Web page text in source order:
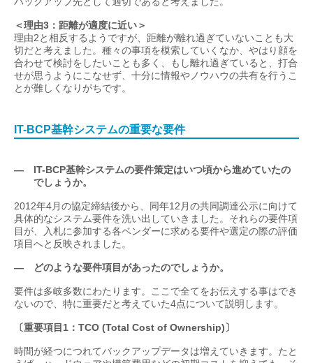
＜理由3：距離が適度に近い＞
理由2と相反するようですが、距離が離れ過ぎていないことも大
切だと考えました。種々の事項を模索していくなか、やはり顔を
合わせて検討をしたいことも多く、もし離れ過ぎていると、打合
せが思うようにこなせず、十分に情報やノウハウの共有を行うこ
とが難しくなりがちです。
IT-BCP基幹システムの重要な要件
— IT-BCP基幹システムの要件策定はいつ頃から進めていたの
でしょうか。
2012年4月の協定締結後から、同年12月の共同調達公示に向けて
具体的なシステム要件を洗い出していきました。それらの要件項
目が、入札に参加する各ベンダーに求める要件や選定の際の評価
項目へと反映されました。
— どのような要件項目があったのでしょうか。
要件は多岐多数にわたります。ここで全てをお伝えする事はでき
ないので、特に重要だと考えていた4点について説明します。
〔重要項目1：TCO (Total Cost of Ownership)〕
時間が経つにつれてバックアップデータは増えていきます。たと